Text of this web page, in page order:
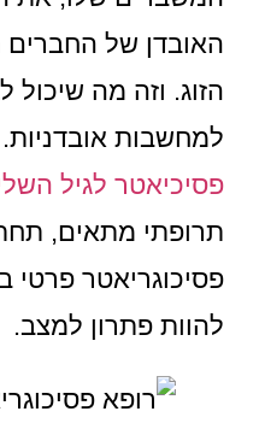
האובדן של החברים
הזוג. וזה מה שיכול
למחשבות אובדניות.
פסיכיאטר לגיל
תרופתי מתאים, תחת
פסיכוגריאטר פרטי
להוות פתרון למצב.